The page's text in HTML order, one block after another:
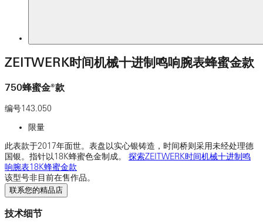
ZEITWERK时间机械十进制鸣响腕表蜂蜜金款
750蜂蜜金®款
编号143.050
限量
此表款于2017年面世。表盘以实心银铸造，时间桥则采用未经处理德
国银。指针以18K蜂蜜色金制成。 探索ZEITWERK时间机械十进制鸣
响腕表18K蜂蜜金款
该型号非目前在售作品。
联系您的精品店
技术细节